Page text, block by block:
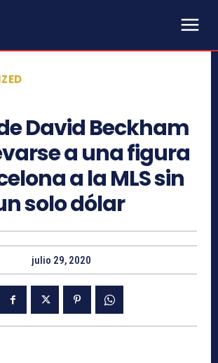
David Beckham
a una figura
a la MLS sin
solo dólar
julio 29, 2020